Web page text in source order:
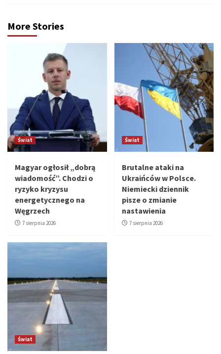
More Stories
Świat
Magyar ogłosił „dobrą
wiadomość”. Chodzi o
ryzyko kryzysu
energetycznego na
Węgrzech
7 sierpnia 2026
Świat
Brutalne ataki na
Ukraińców w Polsce.
Niemiecki dziennik
pisze o zmianie
nastawienia
7 sierpnia 2026
Świat